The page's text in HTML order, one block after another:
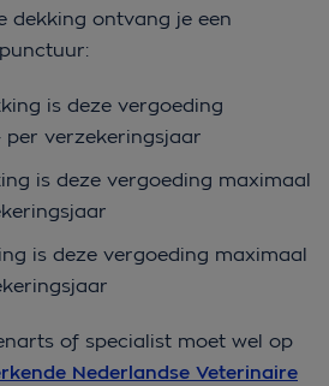
dekking ontvang je een
is deze vergoeding
per verzekeringsjaar
is deze vergoeding maximaal
is deze vergoeding maximaal
of specialist moet wel op
Nederlandse Veterinaire